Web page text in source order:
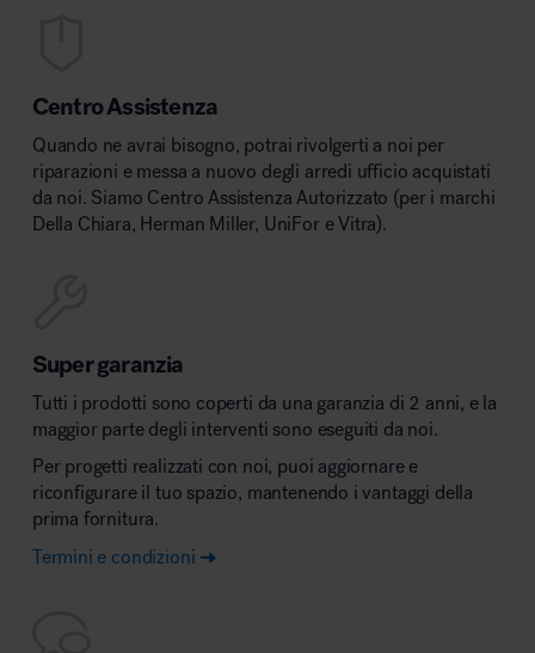
Centro Assistenza
Quando ne avrai bisogno, potrai rivolgerti a noi per
riparazioni e messa a nuovo degli arredi ufficio acquistati
da noi. Siamo Centro Assistenza Autorizzato (per i marchi
Della Chiara, Herman Miller, UniFor e Vitra).
Super garanzia
Tutti i prodotti sono coperti da una garanzia di 2 anni, e la
maggior parte degli interventi sono eseguiti da noi.
Per progetti realizzati con noi, puoi aggiornare e
riconfigurare il tuo spazio, mantenendo i vantaggi della
prima fornitura.
Termini e condizioni